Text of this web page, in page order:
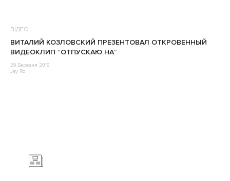
ВІДЕО
ВИТАЛИЙ КОЗЛОВСКИЙ ПРЕЗЕНТОВАЛ ОТКРОВЕННЫЙ
ВИДЕОКЛИП “ОТПУСКАЮ НА”
29 Березня 2016
Jey Ro